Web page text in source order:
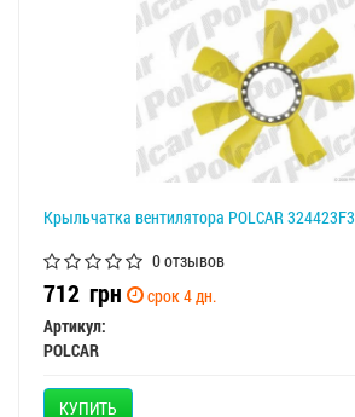
Крыльчатка вентилятора POLCAR 324423F3
0 отзывов
712 грн
срок 4 дн.
Артикул:
POLCAR
КУПИТЬ